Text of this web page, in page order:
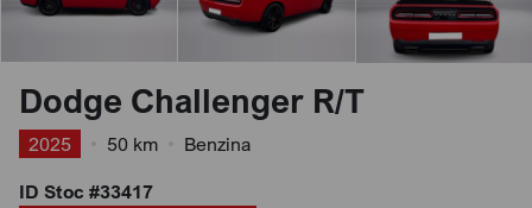
Dodge Challenger R/T
2025 50 km
Benzina
ID Stoc #33417